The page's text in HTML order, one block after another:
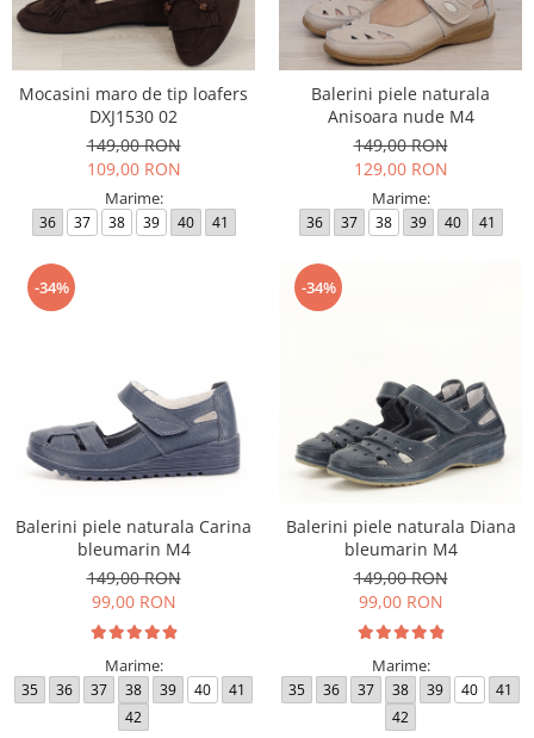
Mocasini maro de tip loafers
DXJ1530 02
149,00 RON
109,00 RON
Marime:
36 37 38 39 40 41
Balerini piele naturala
Anisoara nude M4
149,00 RON
129,00 RON
Marime:
36 37 38 39 40 41
-34%
Balerini piele naturala Carina
bleumarin M4
149,00 RON
99,00 RON
Marime:
35 36 37 38 39 40
41
42
-34%
Balerini piele naturala Diana
bleumarin M4
149,00 RON
99,00 RON
Marime:
35 36 37 38 39 40
41
42